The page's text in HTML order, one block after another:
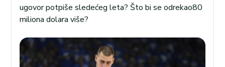
ugovor potpiše sledećeg leta? Što bi se odrekao80
miliona dolara više?